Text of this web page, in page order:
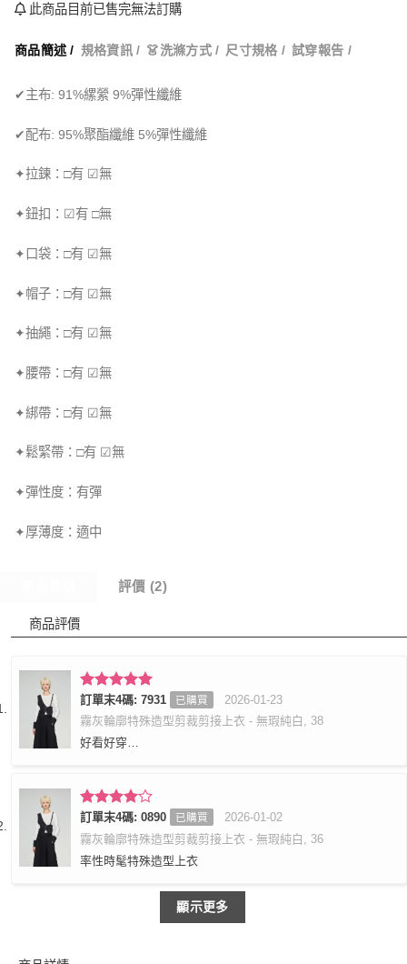
此商品目前已售完無法訂購
商品簡述 / 規格資訊 / 👗洗滌方式 / 尺寸規格 / 試穿報告 /
✔主布: 91%縲縈 9%彈性纖維
✔配布: 95%聚酯纖維 5%彈性纖維
✦拉鍊：□有 ☑無
✦鈕扣：☑有 □無
✦口袋：□有 ☑無
✦帽子：□有 ☑無
✦抽繩：□有 ☑無
✦腰帶：□有 ☑無
✦綁帶：□有 ☑無
✦鬆緊帶：□有 ☑無
✦彈性度：有彈
✦厚薄度：適中
評價 (2)
商品評價
評分5滿
分 5
訂單末4碼: 7931 已購買
2026-01-23
霧灰輪廓特殊造型剪裁剪接上衣 - 無瑕純白, 38
好看好穿…
評分4
滿分 5
訂單末4碼: 0890 已購買
2026-01-02
霧灰輪廓特殊造型剪裁剪接上衣 - 無瑕純白, 36
率性時髦特殊造型上衣
顯示更多